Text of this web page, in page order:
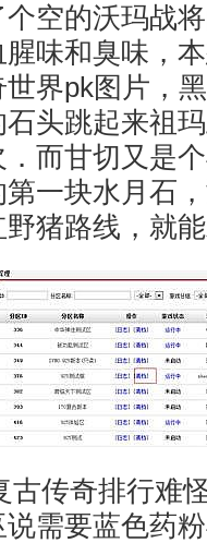
空的沃玛战
味和臭味，
界pk图片，
头跳起来祖
而甘切又是
一块水月石
猪路线，就
传奇排行难
需要蓝色药